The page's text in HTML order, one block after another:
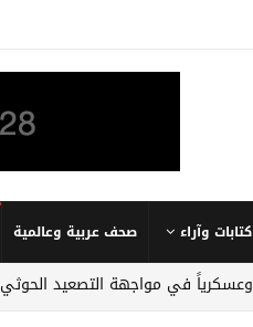
كتابات وآراء صحف عربية وعالمية
وعسكرياً في مواجهة التصعيد الحوثي